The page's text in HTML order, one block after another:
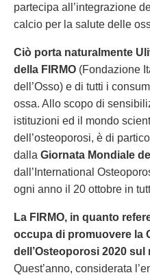
partecipa all’integrazione
calcio per la salute delle
Ciò porta naturalmente
della FIRMO (Fondazione
dell’Osso) e di tutti i
ossa. Allo scopo di
istituzioni ed il mondo
dell’osteoporosi, è di
dalla Giornata Mondiale
dall’International
ogni anno il 20 ottobre in
La FIRMO, in quanto
occupa di promuovere la
dell’Osteoporosi 2020
Quest’anno, considerata